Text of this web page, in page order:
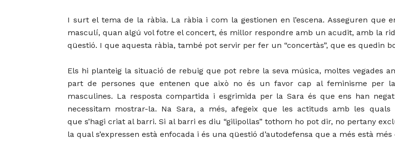
I surt el tema de la ràbia. La ràbia i com la gestionen en l’escena. Asseguren que
masculí, quan algú vol fotre el concert, és millor respondre amb un acudit, amb la
qüestió. I que aquesta ràbia, també pot servir per fer un “concertàs”, que es quedin
Els hi planteig la situació de rebuig que pot rebre la seva música, moltes vegades
part de persones que entenen que això no és un favor cap al feminisme per la
masculines. La resposta compartida i esgrimida per la Sara és que ens han
necessitam mostrar-la. Na Sara, a més, afegeix que les actituds amb les quals
que s’hagi criat al barri. Si al barri es diu “gilipollas” tothom ho pot dir, no pertany
la qual s’expressen està enfocada i és una qüestió d’autodefensa que a més està